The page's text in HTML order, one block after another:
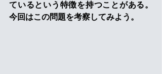
ているという特徴を持つことがある。
今回はこの問題を考察してみよう。